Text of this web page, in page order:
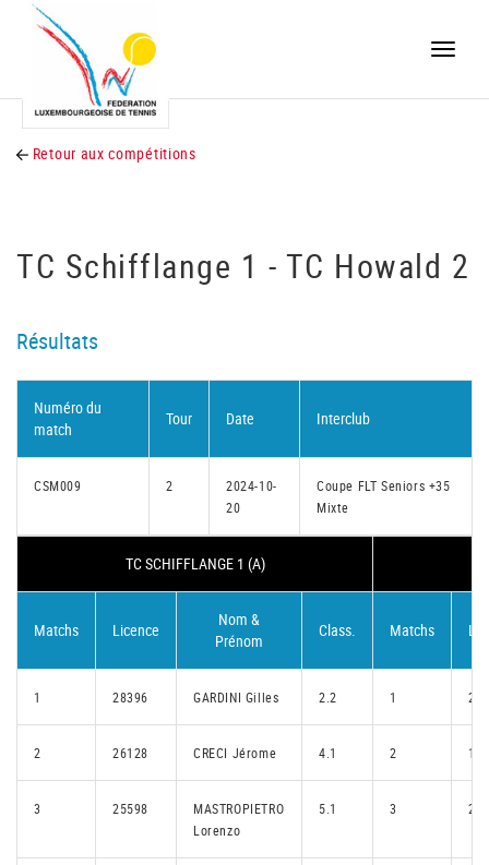
Toggle
Retour aux compétitions
TC Schifflange 1 - TC Howald 2
Résultats
Numéro du
match
Tour Date Interclub
CSM009 2
2024-10-
20
Coupe FLT Seniors +35
Mixte
TC SCHIFFLANGE 1 (A)
Matchs Licence
Nom &
Prénom
Class. Matchs
1 28396 GARDINI Gilles 2.2 1
2 26128 CRECI Jérome 4.1 2
3 25598
MASTROPIETRO
Lorenzo
5.1 3